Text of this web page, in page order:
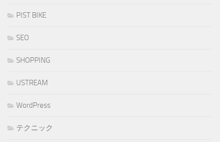
PIST BIKE
SEO
SHOPPING
USTREAM
WordPress
テクニック